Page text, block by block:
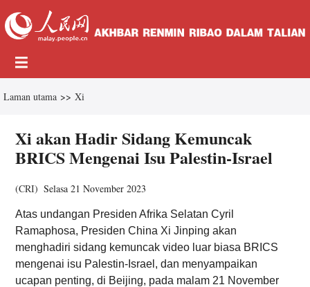
Laman utama >> Xi
Xi akan Hadir Sidang Kemuncak
BRICS Mengenai Isu Palestin-Israel
(CRI) Selasa 21 November 2023
Atas undangan Presiden Afrika Selatan Cyril
Ramaphosa, Presiden China Xi Jinping akan
menghadiri sidang kemuncak video luar biasa BRICS
mengenai isu Palestin-Israel, dan menyampaikan
ucapan penting, di Beijing, pada malam 21 November